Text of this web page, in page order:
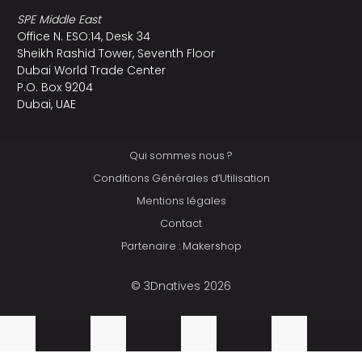
SPE Middle East
Office N. ESO:14, Desk 34
Sheikh Rashid Tower, Seventh Floor
Dubai World Trade Center
P.O. Box 9204
Dubai, UAE
Qui sommes nous ?
Conditions Générales d’Utilisation
Mentions légales
Contact
Partenaire : Makershop
© 3Dnatives 2026